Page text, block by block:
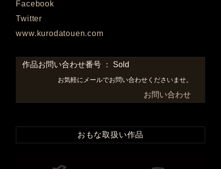
Facebook
Twitter
www.kurodatouen.com
作品お問い合わせ番号 ： Sold
お気軽にメールでお問い合わせくださいませ。
お問い合わせ
おもな取扱い作品